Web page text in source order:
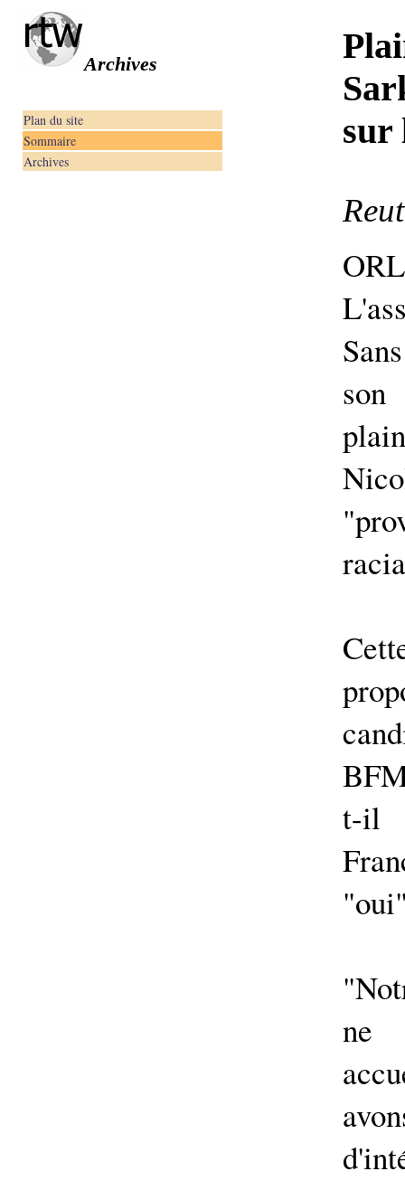
Archives
Plan du site
Sommaire
Archives
sur
t-il
ne